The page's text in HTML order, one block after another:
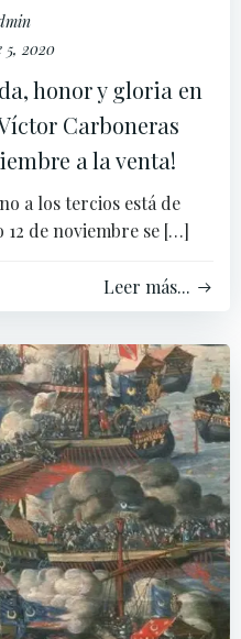
5, 2020
honor y gloria en
Carboneras
a la venta!
a los tercios está de
de noviembre se […]
Leer más...